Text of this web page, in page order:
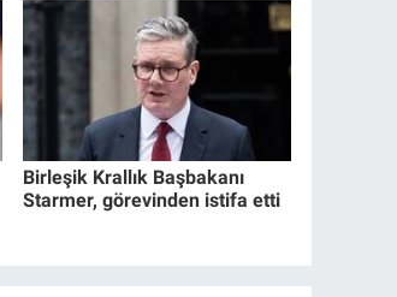
Birleşik Krallık Başbakanı
Starmer, görevinden istifa etti